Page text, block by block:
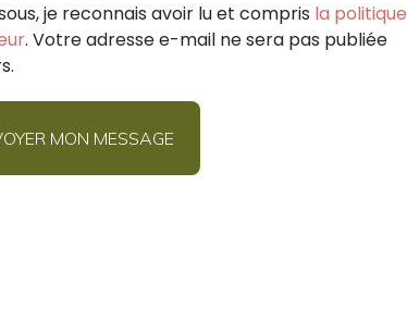
je reconnais avoir lu et compris la politique
. Votre adresse e-mail ne sera pas publiée